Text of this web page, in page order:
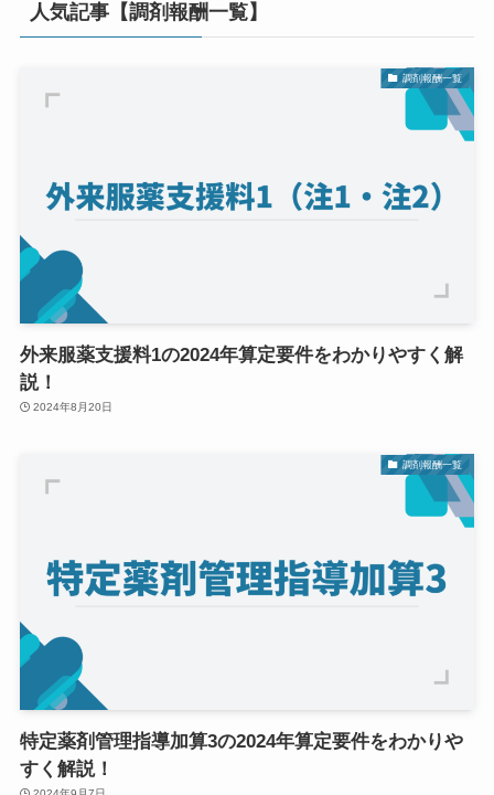
人気記事【調剤報酬一覧】
調剤報酬一覧
外来服薬支援料1の2024年算定要件をわかりやすく解
説！
2024年8月20日
調剤報酬一覧
特定薬剤管理指導加算3の2024年算定要件をわかりや
すく解説！